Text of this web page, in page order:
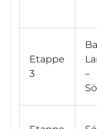
Etappe
3
–